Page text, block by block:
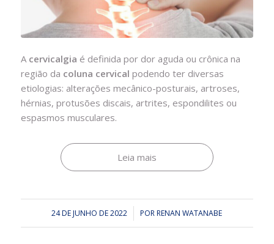
A cervicalgia é definida por dor aguda ou crônica na
região da coluna cervical podendo ter diversas
etiologias: alterações mecânico-posturais, artroses,
hérnias, protusões discais, artrites, espondilites ou
espasmos musculares.
Leia mais
24 DE JUNHO DE 2022
/ PORRENAN WATANABE